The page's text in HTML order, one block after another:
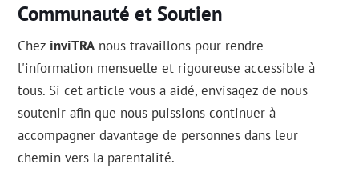
Communauté et Soutien
Chez inviTRA nous travaillons pour rendre
l'information mensuelle et rigoureuse accessible à
tous. Si cet article vous a aidé, envisagez de nous
soutenir afin que nous puissions continuer à
accompagner davantage de personnes dans leur
chemin vers la parentalité.